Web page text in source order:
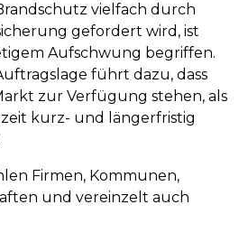
vielfach durch
gefordert wird, ist
Aufschwung begriffen.
führt dazu, dass
zur Verfügung stehen, als
kurz- und längerfristig
Firmen, Kommunen,
und vereinzelt auch